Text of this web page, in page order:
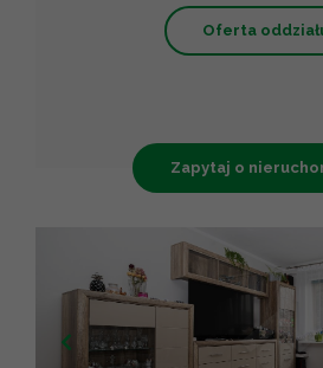
Oferta
Zapytaj o
−